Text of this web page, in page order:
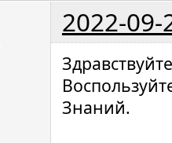
2022-09-
Знаний.